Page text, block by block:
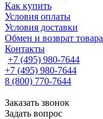
Как купить
Условия оплаты
Условия доставки
Обмен и возврат товара
Контакты
+7 (495) 980-7644
+7 (495) 980-7644
8 (800) 770-7644
Заказать звонок
Задать вопрос